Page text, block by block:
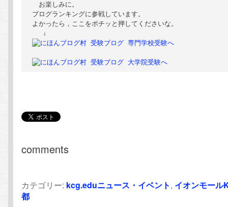
お楽しみに。
ブログランキングに参戦しています。
よかったら，ここをポチッと押してくださいな。
comments
カテゴリー: kcg.eduニュース・イベント, イオンモール
都